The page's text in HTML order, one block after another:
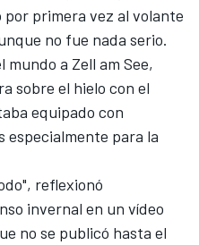
por primera vez al volante
no fue nada serio.
mundo a Zell am See,
sobre el hielo con el
equipado con
especialmente para la
reflexionó
invernal en un vídeo
no se publicó hasta el